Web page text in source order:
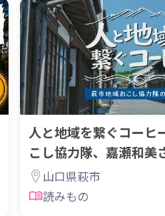
人と地域を繋ぐコーヒ
こし協力隊、嘉瀬和美
山口県萩市
読みもの